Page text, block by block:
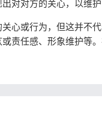
对对方的关心，以维护
心或行为，但这并不
责任感、形象维护等